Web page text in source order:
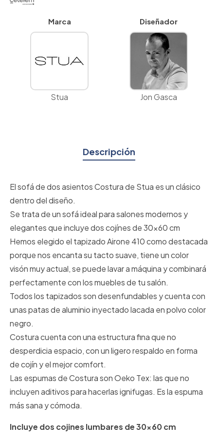
Marca
Stua
Diseñador
Jon Gasca
Descripción
El sofá de dos asientos Costura de Stua es un clásico
dentro del diseño.
Se trata de un sofá ideal para salones modernos y
elegantes que incluye dos cojínes de 30x60 cm
Hemos elegido el tapizado Airone 410 como destacada
porque nos encanta su tacto suave, tiene un color
visón muy actual, se puede lavar a máquina y combinará
perfectamente con los muebles de tu salón.
Todos los tapizados son desenfundables y cuenta con
unas patas de aluminio inyectado lacada en polvo color
negro.
Costura cuenta con una estructura fina que no
desperdicia espacio, con un ligero respaldo en forma
de cojín y el mejor comfort.
Las espumas de Costura son Oeko Tex: las que no
incluyen aditivos para hacerlas ignifugas. Es la espuma
más sana y cómoda.
Incluye dos cojines lumbares de 30x60 cm